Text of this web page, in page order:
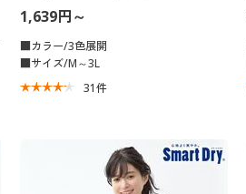
ン)
1,639円～
■カラー/3色展開
■サイズ/M～3L
31件